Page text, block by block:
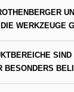
WERKZEUGE
SIND
BESONDERS